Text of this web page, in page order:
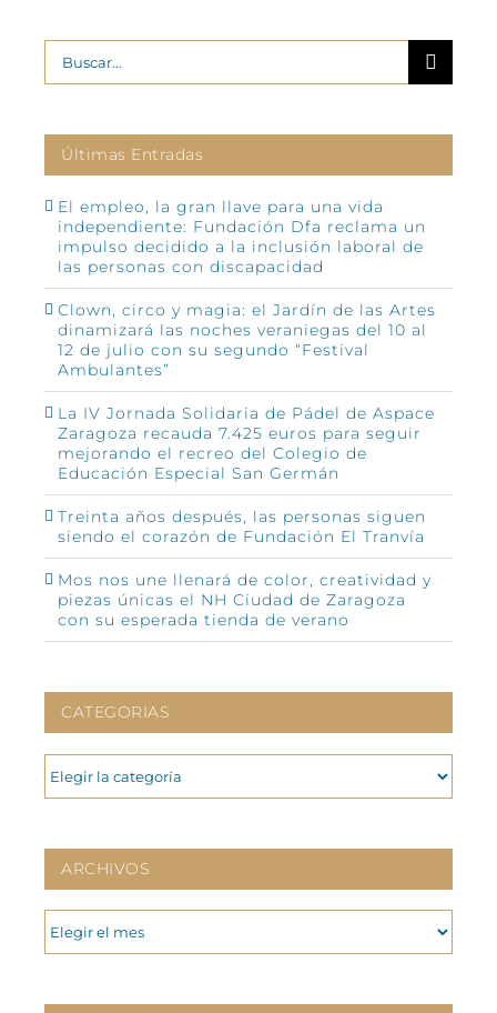
Buscar:
Últimas Entradas
El empleo, la gran llave para una vida
independiente: Fundación Dfa reclama un
impulso decidido a la inclusión laboral de
las personas con discapacidad
Clown, circo y magia: el Jardín de las Artes
dinamizará las noches veraniegas del 10 al
12 de julio con su segundo “Festival
Ambulantes”
La IV Jornada Solidaria de Pádel de Aspace
Zaragoza recauda 7.425 euros para seguir
mejorando el recreo del Colegio de
Educación Especial San Germán
Treinta años después, las personas siguen
siendo el corazón de Fundación El Tranvía
Mos nos une llenará de color, creatividad y
piezas únicas el NH Ciudad de Zaragoza
con su esperada tienda de verano
CATEGORIAS
CATEGORIAS
ARCHIVOS
ARCHIVOS